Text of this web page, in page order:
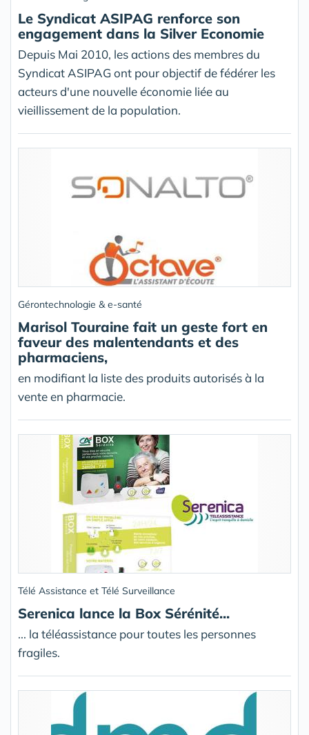
Le Syndicat ASIPAG renforce son
engagement dans la Silver Economie
Depuis Mai 2010, les actions des membres du
Syndicat ASIPAG ont pour objectif de fédérer les
acteurs d'une nouvelle économie liée au
vieillissement de la population.
Gérontechnologie & e-santé
Marisol Touraine fait un geste fort en
faveur des malentendants et des
pharmaciens,
en modifiant la liste des produits autorisés à la
vente en pharmacie.
Télé Assistance et Télé Surveillance
Serenica lance la Box Sérénité...
... la téléassistance pour toutes les personnes
fragiles.